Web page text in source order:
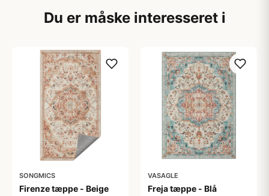
Du er måske interesseret i
SONGMICS
Firenze tæppe - Beige
VASAGLE
Freja tæppe - Blå